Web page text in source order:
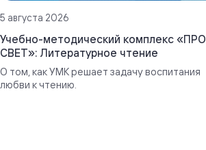
5 августа 2026
Учебно-методический комплекс «ПРО
СВЕТ»: Литературное чтение
О том, как УМК решает задачу воспитания
любви к чтению.